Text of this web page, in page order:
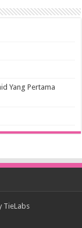
Yang Pertama
TieLabs